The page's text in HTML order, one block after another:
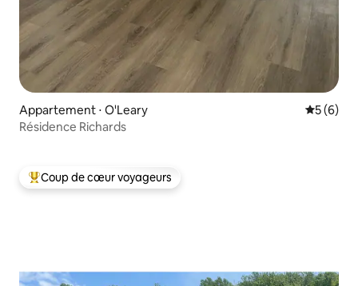
Appartement ⋅ O'Leary
5 (6)
Résidence Richards
Coups de cœur voyageurs les plus appréciés
Coup de cœur voyageurs